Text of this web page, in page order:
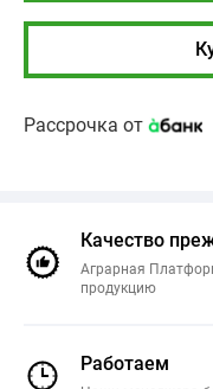
Рассрочка от
Качество
Аграрная
продукцию
Работаем